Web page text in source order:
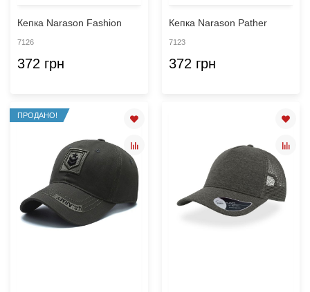
Кепка Narason Fashion
7126
372 грн
Кепка Narason Pather
7123
372 грн
ПРОДАНО!